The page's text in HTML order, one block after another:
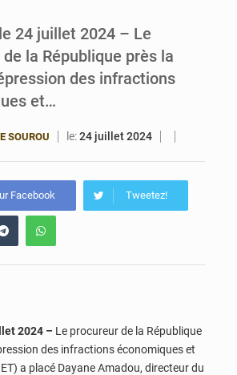
24 juillet 2024 – Le
la République près la
des infractions
et…
SOUROU le:24 juillet 2024
Facebook Tweetez!
2024 – Le procureur de la République
des infractions économiques et
a placé Dayane Amadou, directeur du